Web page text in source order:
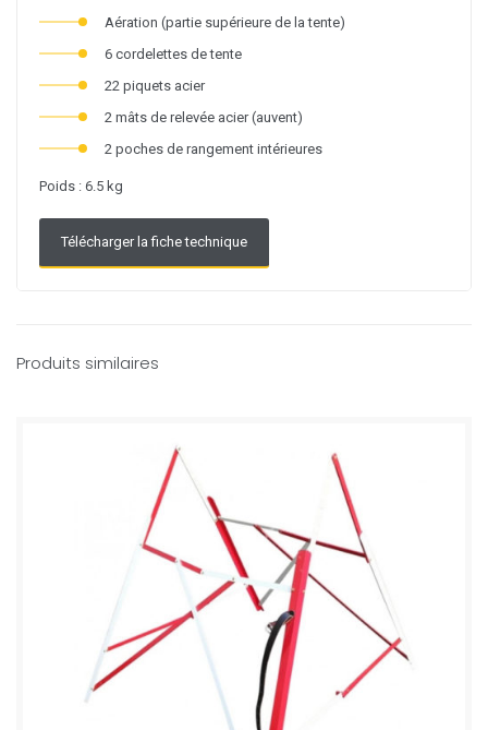
Aération (partie supérieure de la tente)
6 cordelettes de tente
22 piquets acier
2 mâts de relevée acier (auvent)
2 poches de rangement intérieures
Poids : 6.5 kg
Télécharger la fiche technique
Produits similaires